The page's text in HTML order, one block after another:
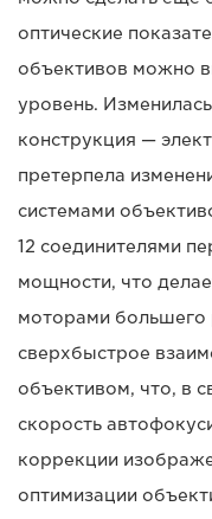
оптические
объективов можно
уровень.
конструкция —
претерпела
системами
12 соединителями
мощности, что
моторами большего
сверхбыстрое
объективом, что, в
скорость
коррекции
оптимизации